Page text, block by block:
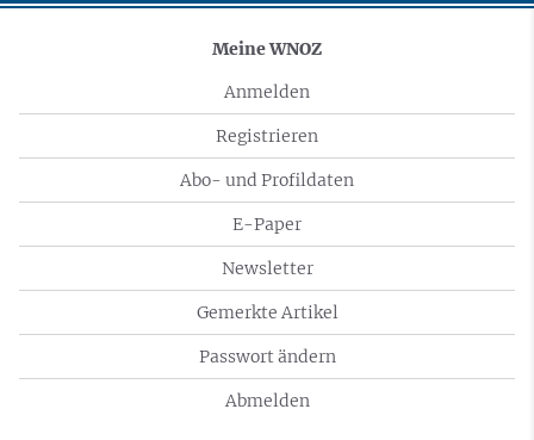
Meine WNOZ
Anmelden
Registrieren
Abo- und Profildaten
E-Paper
Newsletter
Gemerkte Artikel
Passwort ändern
Abmelden